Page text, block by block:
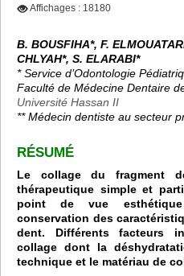
Affichages : 18180
B. BOUSFIHA*, F.
CHLYAH*, S. ELARABI*
* Service d’Odontologie
Faculté de Médecine Dentaire
Université Hassan II
**Médecin dentiste au secteur
RÉSUMÉ
Le collage du fragment
thérapeutique simple et
point de vue
conservation des
dent. Différents facteurs
collage dont la
technique et le matériau de